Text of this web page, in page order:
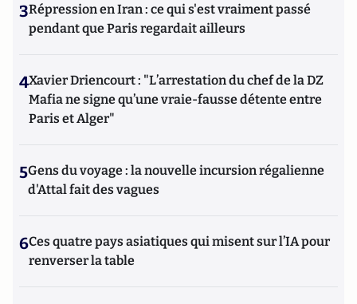
3Répression en Iran : ce qui s'est vraiment passé
pendant que Paris regardait ailleurs
4Xavier Driencourt : "L’arrestation du chef de la DZ
Mafia ne signe qu’une vraie-fausse détente entre
Paris et Alger"
5Gens du voyage : la nouvelle incursion régalienne
d'Attal fait des vagues
6Ces quatre pays asiatiques qui misent sur l’IA pour
renverser la table